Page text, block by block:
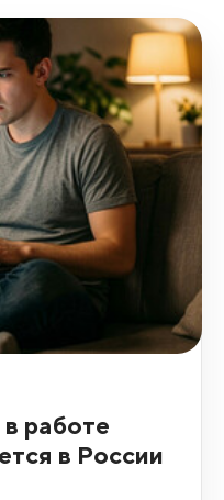
работе
в России